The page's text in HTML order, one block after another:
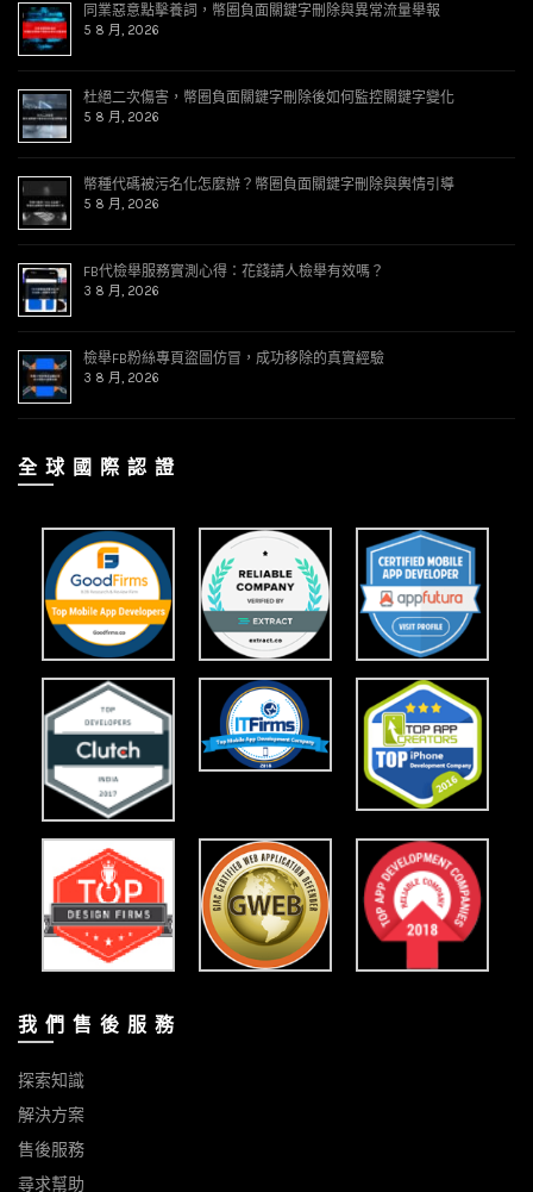
同業惡意點擊養詞，幣圈負面關鍵字刪除與異常流量舉報
5 8 月, 2026
杜絕二次傷害，幣圈負面關鍵字刪除後如何監控關鍵字變化
5 8 月, 2026
幣種代碼被污名化怎麼辦？幣圈負面關鍵字刪除與輿情引導
5 8 月, 2026
FB代檢舉服務實測心得：花錢請人檢舉有效嗎？
3 8 月, 2026
檢舉FB粉絲專頁盜圖仿冒，成功移除的真實經驗
3 8 月, 2026
全 球 國 際 認 證
我 們 售 後 服 務
探索知識
解決方案
售後服務
尋求幫助